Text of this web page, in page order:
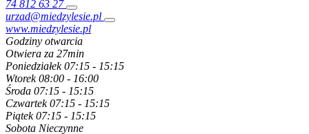
74 812 63 27
urzad@miedzylesie.pl
www.miedzylesie.pl
Godziny otwarcia
Otwiera za 27min
Poniedziałek 07:15 - 15:15
Wtorek 08:00 - 16:00
Środa 07:15 - 15:15
Czwartek 07:15 - 15:15
Piątek 07:15 - 15:15
Sobota Nieczynne